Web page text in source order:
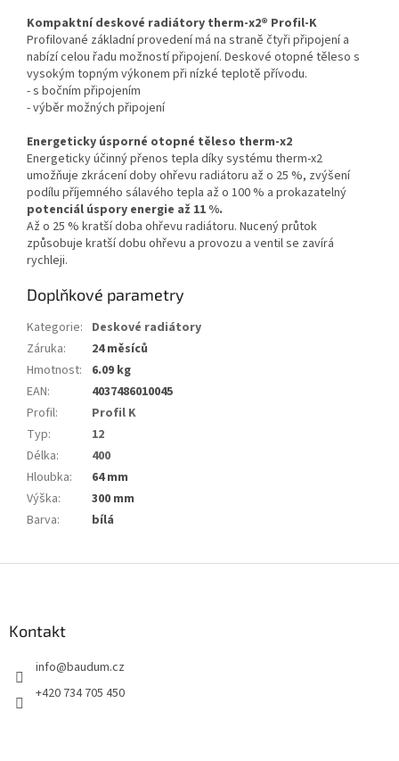
Kompaktní deskové radiátory therm-x2® Profil-K
Profilované základní provedení má na straně čtyři připojení a
nabízí celou řadu možností připojení. Deskové otopné těleso s
vysokým topným výkonem při nízké teplotě přívodu.
- s bočním připojením
- výběr možných připojení
Energeticky úsporné otopné těleso therm-x2
Energeticky účinný přenos tepla díky systému therm-x2
umožňuje zkrácení doby ohřevu radiátoru až o 25 %, zvýšení
podílu příjemného sálavého tepla až o 100 % a prokazatelný
potenciál úspory energie až 11 %.
Až o 25 % kratší doba ohřevu radiátoru. Nucený průtok
způsobuje kratší dobu ohřevu a provozu a ventil se zavírá
rychleji.
Doplňkové parametry
Kategorie: Deskové radiátory
Záruka:
24 měsíců
Hmotnost:
6.09 kg
EAN:
4037486010045
Profil:
Profil K
Typ:
12
Délka:
400
Hloubka:
64 mm
Výška:
300 mm
Barva: bílá
Kontakt
info@baudum.cz
+420 734 705 450